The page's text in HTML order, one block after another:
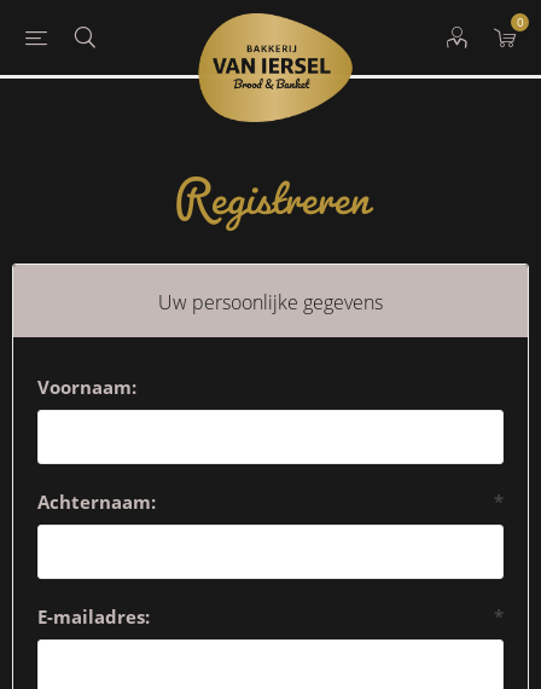
0
Registreren
Uw persoonlijke gegevens
Voornaam:
Achternaam: *
E-mailadres: *